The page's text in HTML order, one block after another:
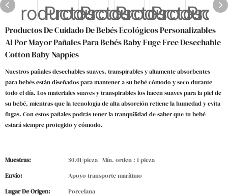
Productos De Cuidado De Bebés Ecológicos Personalizables
Al Por Mayor Pañales Para Bebés Baby Fuge Free Desechable
Cotton Baby Nappies
Nuestros pañales desechables suaves, transpirables y altamente absorbentes
para bebés están diseñados para mantener a su bebé cómodo y seco durante
todo el día. Los materiales suaves y transpirables los hacen suaves para la piel de
su bebé, mientras que la tecnología de alta absorción retiene la humedad y evita
fugas. Con estos pañales podrás tener la tranquilidad de saber que tu bebé
estará siempre protegido y cómodo.
Muestras:
$0.01/pieza | Mín. orden : 1 pieza
Envío:
Apoyo transporte marítimo
Lugar De Origen:
Porcelana